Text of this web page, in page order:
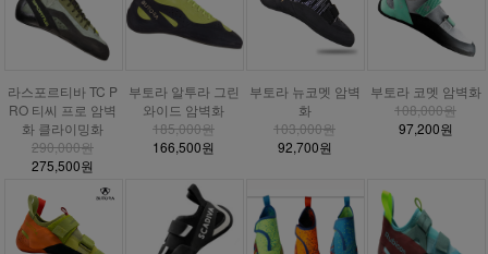
라스포르티바 TC P
RO 티씨 프로 암벽
화 클라이밍화
290,000원
275,500원
부토라 알투라 그린
와이드 암벽화
185,000원
166,500원
부토라 뉴코멧 암벽
화
103,000원
92,700원
부토라 코멧 암벽화
108,000원
97,200원